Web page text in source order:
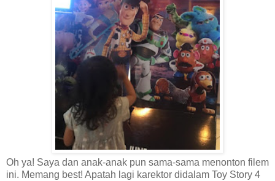
Oh ya! Saya dan anak-anak pun sama-sama menonton filem
ini. Memang best! Apatah lagi karektor didalam Toy Story 4